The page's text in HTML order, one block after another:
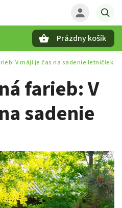
Prázdny košík
V máji je čas na sadenie letničiek
farieb: V
sadenie